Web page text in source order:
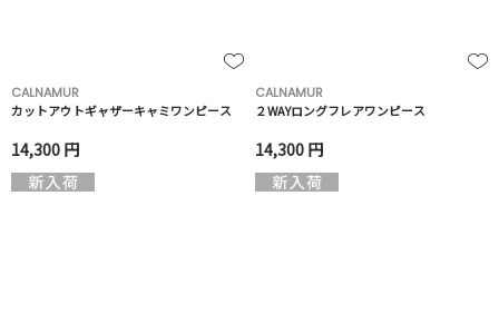
CALNAMUR
カットアウトギャザーキャミワンピース
14,300 円
CALNAMUR
２WAYロングフレアワンピース
14,300 円